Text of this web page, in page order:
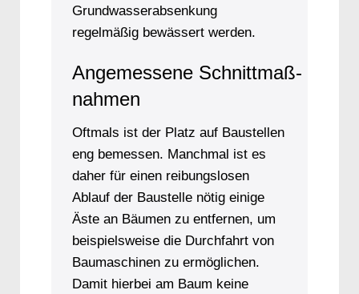
Grundwasserabsenkung
regelmäßig bewässert werden.
Angemessene Schnittmaß­
nahmen
Oftmals ist der Platz auf Baustellen
eng bemessen. Manchmal ist es
daher für einen reibungslosen
Ablauf der Baustelle nötig einige
Äste an Bäumen zu entfernen, um
beispielsweise die Durchfahrt von
Baumaschinen zu ermöglichen.
Damit hierbei am Baum keine